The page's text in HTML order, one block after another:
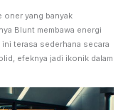
oner yang banyak
Blunt membawa energi
terasa sederhana secara
efeknya jadi ikonik dalam